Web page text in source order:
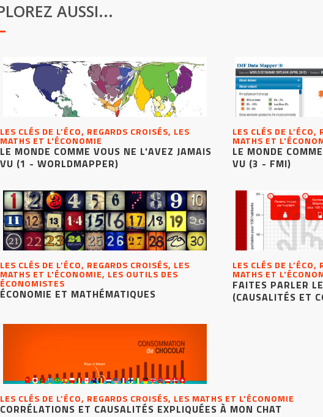
AUSSI...
LES CLÉS DE L’ÉCO, REGARDS CROISÉS, LES
MATHS ET L'ÉCONOMIE
LE MONDE COMME VOUS NE L'AVEZ JAMAIS
VU (1 - WORLDMAPPER)
LES CLÉS DE L’ÉCO,
MATHS ET
LE MONDE
VU (3 - FMI)
LES CLÉS DE L’ÉCO, REGARDS CROISÉS, LES
MATHS ET L'ÉCONOMIE, LES OUTILS DES
ÉCONOMISTES
ÉCONOMIE ET MATHÉMATIQUES
LES CLÉS DE L’ÉCO,
MATHS ET
FAITES PARLER
(CAUSALITÉS ET
LES CLÉS DE L’ÉCO, REGARDS CROISÉS, LES MATHS ET L'ÉCONOMIE
CORRÉLATIONS ET CAUSALITÉS EXPLIQUÉES À MON CHAT